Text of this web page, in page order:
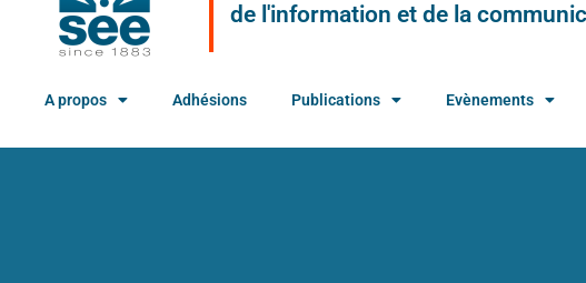
de l'information et de la
A propos Adhésions Publications Evènements